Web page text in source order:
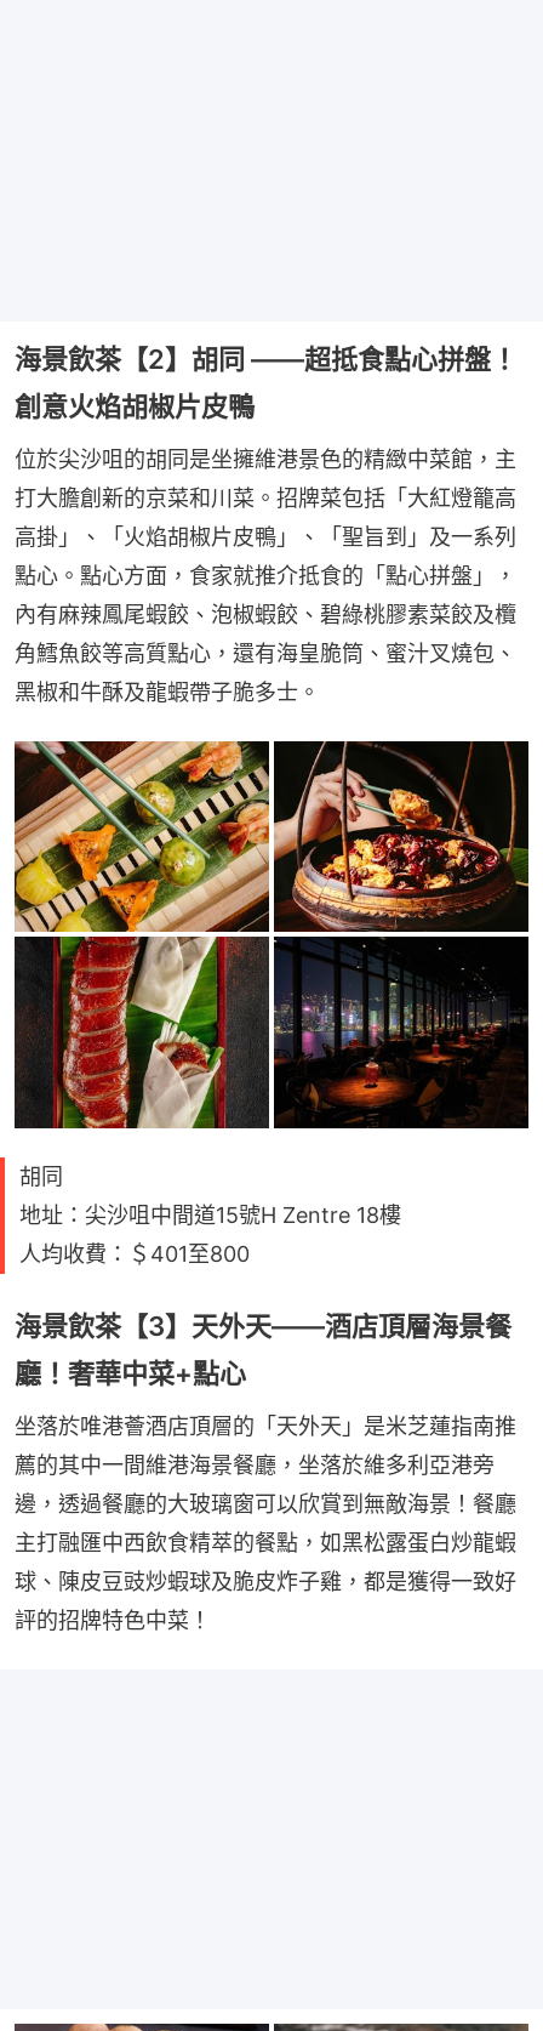
海景飲茶【2】胡同 ——超抵食點心拼盤！
創意火焰胡椒片皮鴨
位於尖沙咀的胡同是坐擁維港景色的精緻中菜館，主
打大膽創新的京菜和川菜。招牌菜包括「大紅燈籠高
高掛」、「火焰胡椒片皮鴨」、「聖旨到」及一系列
點心。點心方面，食家就推介抵食的「點心拼盤」，
內有麻辣鳳尾蝦餃、泡椒蝦餃、碧綠桃膠素菜餃及欖
角鱈魚餃等高質點心，還有海皇脆筒、蜜汁叉燒包、
黑椒和牛酥及龍蝦帶子脆多士。
胡同
地址：尖沙咀中間道15號H Zentre 18樓
人均收費：＄401至800
海景飲茶【3】天外天——酒店頂層海景餐
廳！奢華中菜+點心
坐落於唯港薈酒店頂層的「天外天」是米芝蓮指南推
薦的其中一間維港海景餐廳，坐落於維多利亞港旁
邊，透過餐廳的大玻璃窗可以欣賞到無敵海景！餐廳
主打融匯中西飲食精萃的餐點，如黑松露蛋白炒龍蝦
球、陳皮豆豉炒蝦球及脆皮炸子雞，都是獲得一致好
評的招牌特色中菜！